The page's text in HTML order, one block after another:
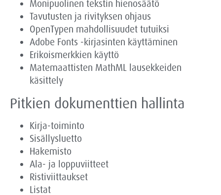
Monipuolinen tekstin hienosäätö
Tavutusten ja rivityksen ohjaus
OpenTypen mahdollisuudet tutuiksi
Adobe Fonts -kirjasinten käyttäminen
Erikoismerkkien käyttö
Matemaattisten MathML lausekkeiden
käsittely
Pitkien dokumenttien hallinta
Kirja-toiminto
Sisällysluetto
Hakemisto
Ala- ja loppuviitteet
Ristiviittaukset
Listat